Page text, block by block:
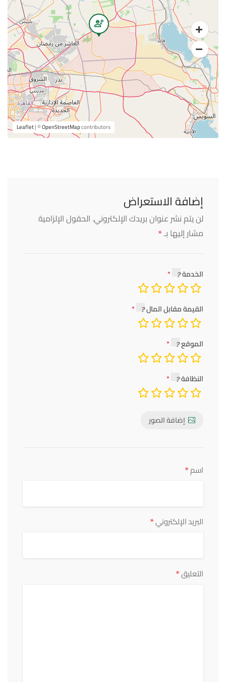
Leaflet| ©OpenStreetMapcontributors
إضافة الاستعراض
لن يتم نشر عنوان بريدك الإلكتروني. الحقول الإلزامية
مشار إليها بـ*
الخدمة
القيمة مقابل المال
الموقع
النظافة
إضافة الصور
اسم*
البريد الإلكتروني*
التعليق*